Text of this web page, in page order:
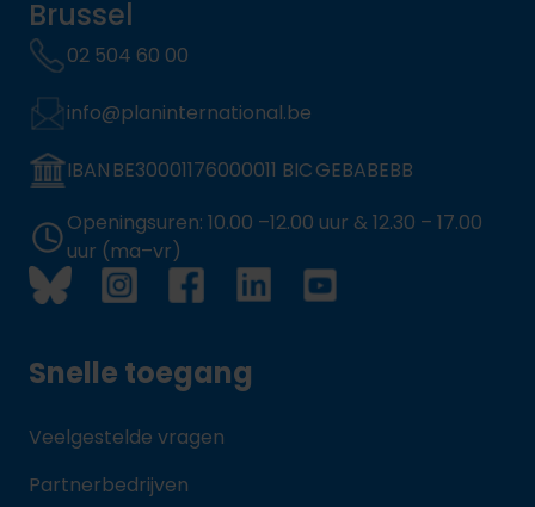
Brussel
02 504 60 00
info@planinternational.be
IBAN BE30001176000011 BIC GEBABEBB
Openingsuren: 10.00 –12.00 uur & 12.30 – 17.00
uur (ma–vr)
Snelle toegang
Veelgestelde vragen
Partnerbedrijven